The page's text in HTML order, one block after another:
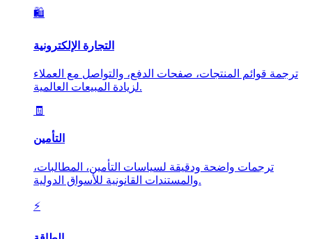
🛍️
التجارة الإلكترونية
ترجمة قوائم المنتجات، صفحات الدفع، والتواصل مع العملاء
لزيادة المبيعات العالمية.
🧾
التأمين
ترجمات واضحة ودقيقة لسياسات التأمين، المطالبات،
والمستندات القانونية للأسواق الدولية.
⚡